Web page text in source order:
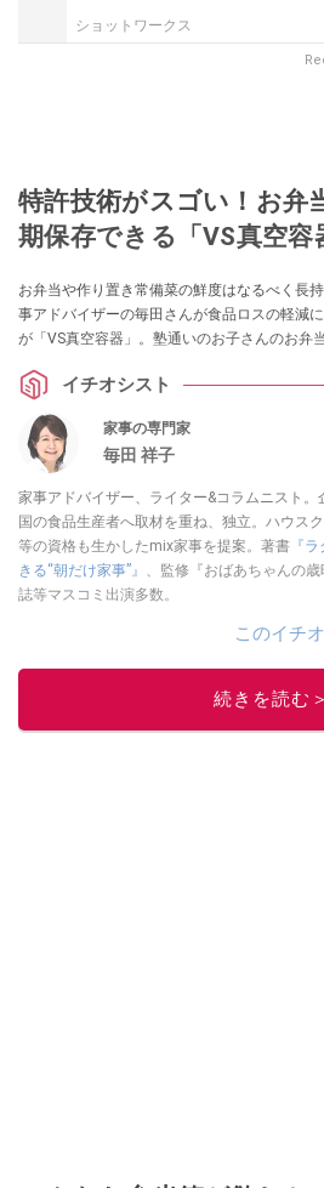
ショットワークス
特許技術がスゴい！お弁
期保存できる「VS真空容
お弁当や作り置き常備菜の鮮度はなるべく長
事アドバイザーの毎田さんが食品ロスの軽減
が「VS真空容器」。塾通いのお子さんのお弁
イチオシスト
家事の専門家
毎田 祥子
家事アドバイザー、ライター&コラムニスト
国の食品生産者へ取材を重ね、独立。ハウス
等の資格も生かしたmix家事を提案。著書 『
きる“朝だけ家事”』 、監修『おばあちゃんの
誌等マスコミ出演多数。
このイチ
続きを読む＞